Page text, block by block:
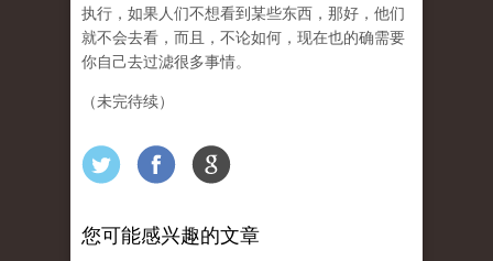
执行，如果人们不想看到某些东西，那好，他们
就不会去看，而且，不论如何，现在也的确需要
你自己去过滤很多事情。
（未完待续）
您可能感兴趣的文章